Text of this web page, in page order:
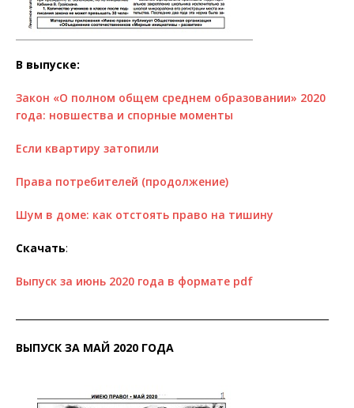
В выпуске:
Закон «О полном общем среднем образовании» 2020
года: новшества и спорные моменты
Если квартиру затопили
Права потребителей (продолжение)
Шум в доме: как отстоять право на тишину
Скачать:
Выпуск за июнь 2020 года в формате pdf
ВЫПУСК ЗА МАЙ 2020 ГОДА